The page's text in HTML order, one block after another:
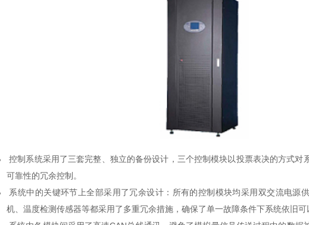
控制系统采用了三套完整、独立的备份设计，三个控制模块以投票表决的方式对
可靠性的冗余控制。
系统中的关键环节上全部采用了冗余设计：所有的控制模块均采用双交流电源
机、温度检测传感器等都采用了多重冗余措施，确保了单一故障条件下系统依旧可